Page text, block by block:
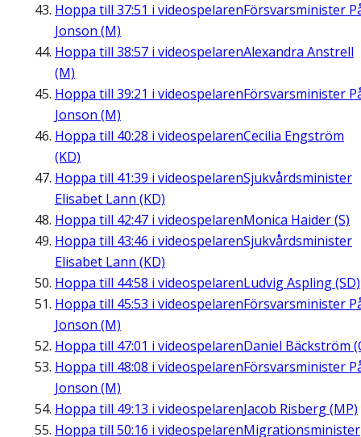
Hoppa till 37:51 i videospelarenFörsvarsminister
Jonson (M)
Hoppa till 38:57 i videospelarenAlexandra Anstrell
(M)
Hoppa till 39:21 i videospelarenFörsvarsminister
Jonson (M)
Hoppa till 40:28 i videospelarenCecilia Engström
(KD)
Hoppa till 41:39 i videospelarenSjukvårdsminister
Elisabet Lann (KD)
Hoppa till 42:47 i videospelarenMonica Haider (S)
Hoppa till 43:46 i videospelarenSjukvårdsminister
Elisabet Lann (KD)
Hoppa till 44:58 i videospelarenLudvig Aspling (SD)
Hoppa till 45:53 i videospelarenFörsvarsminister
Jonson (M)
Hoppa till 47:01 i videospelarenDaniel Bäckström
Hoppa till 48:08 i videospelarenFörsvarsminister
Jonson (M)
Hoppa till 49:13 i videospelarenJacob Risberg (MP)
Hoppa till 50:16 i videospelarenMigrationsminister